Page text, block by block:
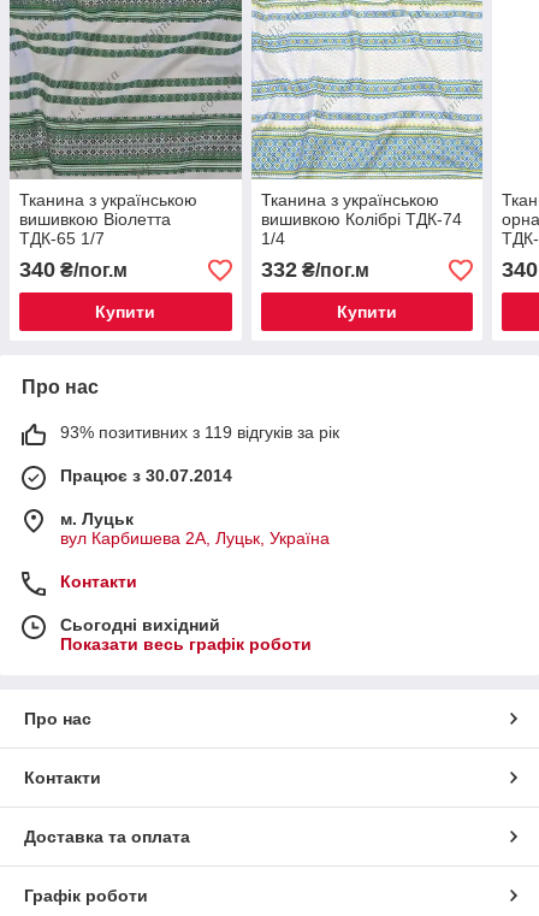
Тканина з українською
вишивкою Віолетта
ТДК-65 1/7
340 ₴/пог.м
Купити
Тканина з українською
вишивкою Колібрі ТДК-74
1/4
332₴/пог.м
Купити
340
Про нас
93% позитивних з 119 відгуків за рік
Працює з 30.07.2014
м. Луцьк
вул Карбишева 2А, Луцьк, Україна
Контакти
Сьогодні вихідний
Показати весь графік роботи
Про нас
Контакти
Доставка та оплата
Графік роботи